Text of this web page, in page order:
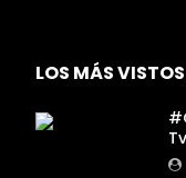
LOS MÁS